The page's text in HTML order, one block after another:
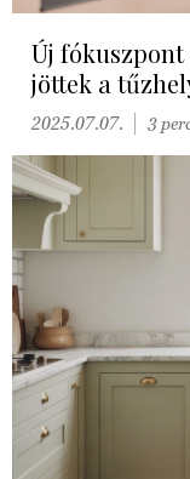
Új
jöttek a
2025.07.07. 3